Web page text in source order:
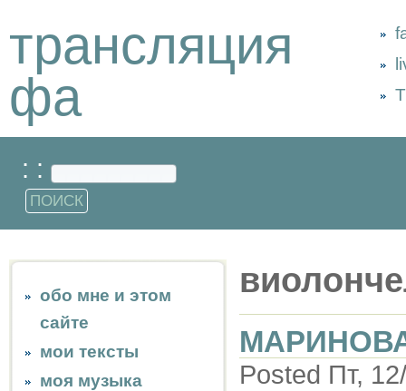
трансляция
фа
: :
обо мне и этом
сайте
мои тексты
моя музыка
Posted Пт,